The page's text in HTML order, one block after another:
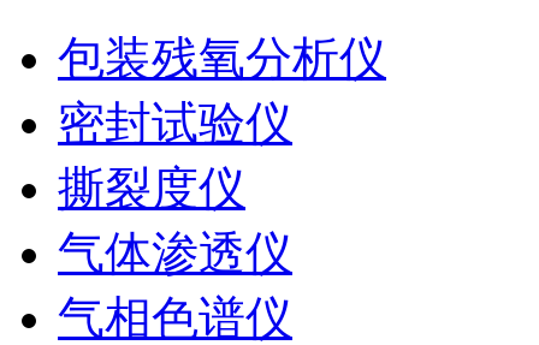
包装残氧分析仪
密封试验仪
撕裂度仪
气体渗透仪
气相色谱仪